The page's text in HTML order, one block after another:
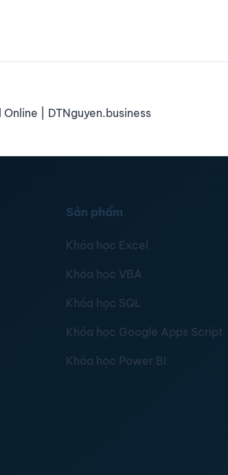
Online | DTNguyen.business
Sản phẩm
Khóa học Excel
Khóa học VBA
Khóa học SQL
Khóa học Google Apps Script
Khóa học Power BI